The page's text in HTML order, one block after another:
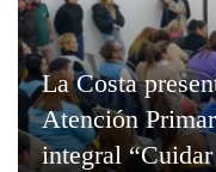
La Costa
Atención
integral